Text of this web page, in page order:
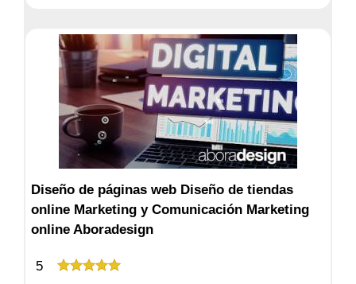
Diseño de páginas web Diseño de tiendas
online Marketing y Comunicación Marketing
online Aboradesign
5